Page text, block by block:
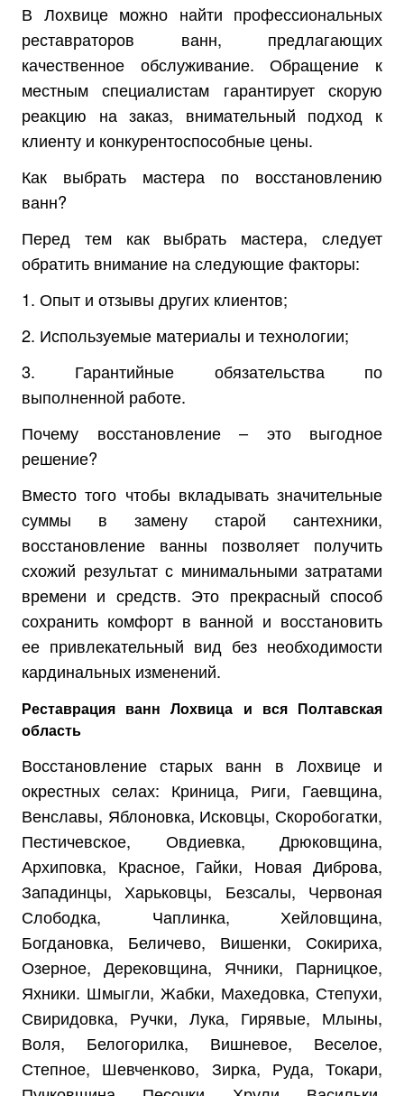
В Лохвице можно найти профессиональных
реставраторов ванн, предлагающих
качественное обслуживание. Обращение к
местным специалистам гарантирует скорую
реакцию на заказ, внимательный подход к
клиенту и конкурентоспособные цены.
Как выбрать мастера по восстановлению
ванн?
Перед тем как выбрать мастера, следует
обратить внимание на следующие факторы:
1. Опыт и отзывы других клиентов;
2. Используемые материалы и технологии;
3. Гарантийные обязательства по
выполненной работе.
Почему восстановление – это выгодное
решение?
Вместо того чтобы вкладывать значительные
суммы в замену старой сантехники,
восстановление ванны позволяет получить
схожий результат с минимальными затратами
времени и средств. Это прекрасный способ
сохранить комфорт в ванной и восстановить
ее привлекательный вид без необходимости
кардинальных изменений.
Реставрация ванн Лохвица и вся Полтавская
область
Восстановление старых ванн в Лохвице и
окрестных селах: Криница, Риги, Гаевщина,
Венславы, Яблоновка, Исковцы, Скоробогатки,
Пестичевское, Овдиевка, Дрюковщина,
Архиповка, Красное, Гайки, Новая Диброва,
Западинцы, Харьковцы, Безсалы, Червоная
Слободка, Чаплинка, Хейловщина,
Богдановка, Беличево, Вишенки, Сокириха,
Озерное, Дерековщина, Ячники, Парницкое,
Яхники. Шмыгли, Жабки, Махедовка, Степухи,
Свиридовка, Ручки, Лука, Гирявые, Млыны,
Воля, Белогорилка, Вишневое, Веселое,
Степное, Шевченково, Зирка, Руда, Токари,